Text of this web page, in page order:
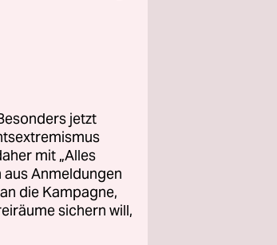
jetzt
mit „Alles
aus Anmeldungen
die Kampagne,
sichern will,